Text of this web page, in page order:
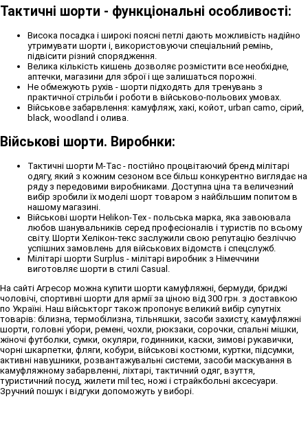
Тактичні шорти - функціональні особливості:
Висока посадка і широкі поясні петлі дають можливість надійно
утримувати шорти і, використовуючи спеціальний ремінь,
підвісити різний спорядження.
Велика кількість кишень дозволяє розмістити все необхідне,
аптечки, магазини для зброї і ще залишаться порожні.
Не обмежують рухів - шорти підходять для тренувань з
практичної стрільби і роботи в військово-польових умовах.
Військове забарвлення: камуфляж, хакі, койот, urban camo, сірий,
black, woodland і олива.
Військові шорти. Виробнки:
Тактичні шорти M-Tac - постійно процвітаючий бренд мілітарі
одягу, який з кожним сезоном все більш конкурентно виглядає на
ряду з передовими виробниками. Доступна ціна та величезний
вибір зробили їх моделі шорт товаром з найбільшим попитом в
нашому магазині.
Військові шорти Helikon-Tex - польська марка, яка завоювала
любов шанувальників серед професіоналів і туристів по всьому
світу. Шорти Хелікон-текс заслужили свою репутацію безліччю
успішних замовлень для військових відомств і спецслужб.
Мілітарі шорти Surplus - мілітарі виробник з Німеччини
виготовляє шорти в стилі Casual.
На сайті Агресор можна купити шорти камуфляжні, бермуди, бриджі
чоловічі, спортивні шорти для армії за ціною від 300 грн. з доставкою
по Україні. Наш військторг також пропонує великий вибір супутніх
товарів: білизна, термобілизна, тільняшки, засоби захисту, камуфляжні
шорти, головні убори, ремені, чохли, рюкзаки, сорочки, спальні мішки,
жіночі футболки, сумки, окуляри, годинники, каски, зимові рукавички,
чорні шкарпетки, фляги, кобури, військові костюми, куртки, підсумки,
активні навушники, розвантажувальні системи, засоби маскування в
камуфляжному забарвленні, ліхтарі, тактичний одяг, взуття,
туристичний посуд, жилети mil tec, ножі і страйкбольні аксесуари.
Зручний пошук і відгуки допоможуть у виборі.